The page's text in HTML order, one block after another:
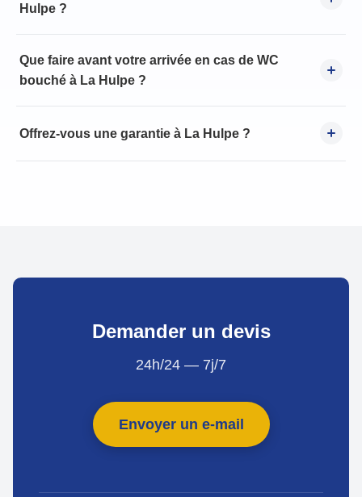
Hulpe ?
Que faire avant votre arrivée en cas de WC
bouché à La Hulpe ?
Offrez-vous une garantie à La Hulpe ?
Demander un devis
24h/24 — 7j/7
Envoyer un e-mail